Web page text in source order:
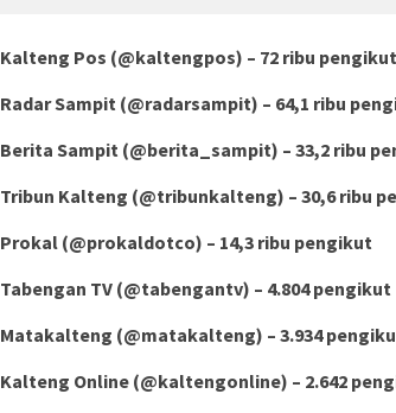
Kalteng Pos (@kaltengpos) – 72 ribu pengikut
Radar Sampit (@radarsampit) – 64,1 ribu
Berita Sampit (@berita_sampit) – 33,2 ribu
Tribun Kalteng (@tribunkalteng) – 30,6 ribu
Prokal (@prokaldotco) – 14,3 ribu pengikut
Tabengan TV (@tabengantv) – 4.804 pengikut
Matakalteng (@matakalteng) – 3.934
Kalteng Online (@kaltengonline) – 2.642